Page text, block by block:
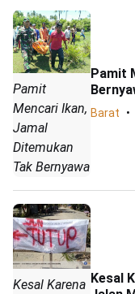
Pamit
Mencari Ikan,
Jamal
Ditemukan
Tak Bernyawa
Pamit
Barat
Kesal Karena Kesal